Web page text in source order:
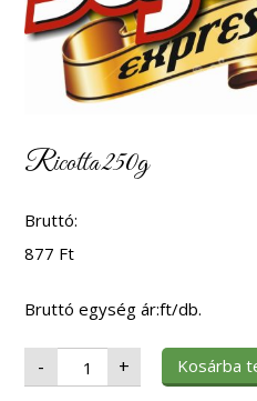
Ricotta 250g
Bruttó:
877 Ft
Bruttó egység ár:ft/db.
- Ricotta
250g
mennyiség
+ Kosárba